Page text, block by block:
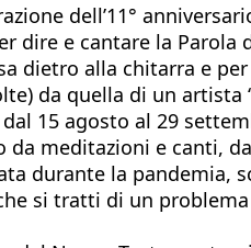
dell’11°
dire e cantare la Parola
dietro alla chitarra e
da quella di un artista
15 agosto al 29
da meditazioni e canti,
durante la pandemia,
si tratti di un